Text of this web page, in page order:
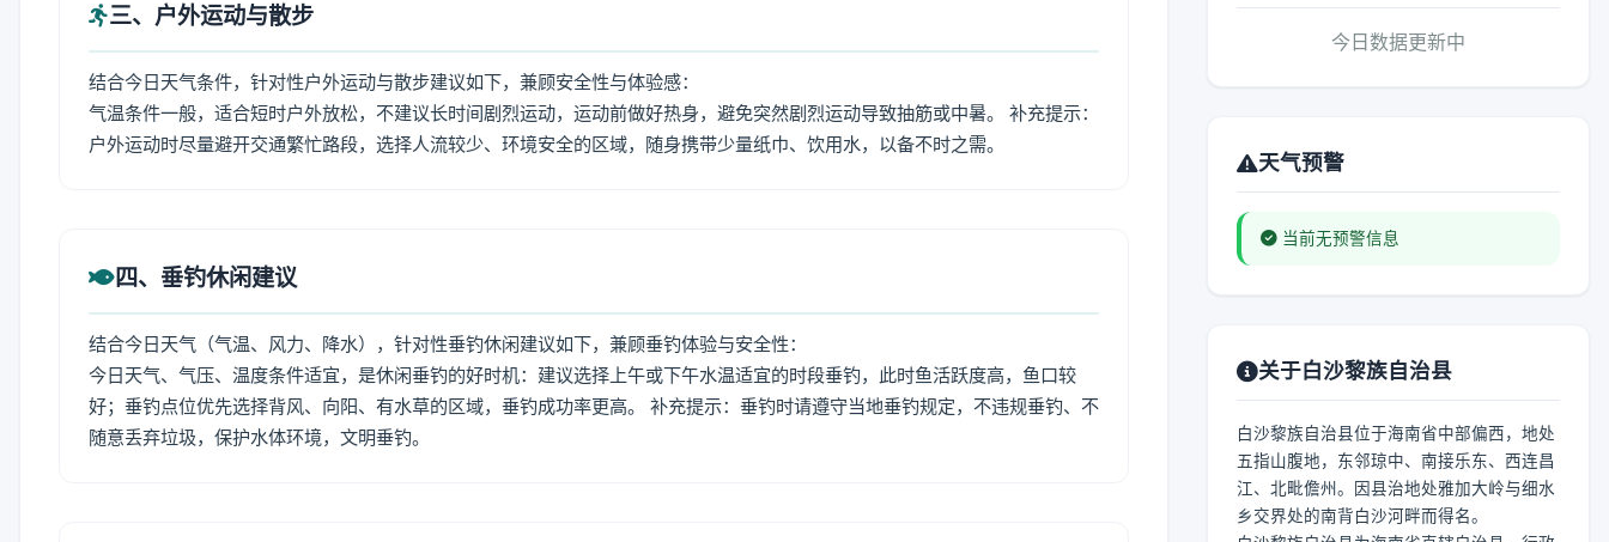
三、户外运动与散步
结合今日天气条件，针对性户外运动与散步建议如下，兼顾安全性与体验感：
气温条件一般，适合短时户外放松，不建议长时间剧烈运动，运动前做好热身，避免突然剧烈运动导致抽筋或中暑。 补充提示：
户外运动时尽量避开交通繁忙路段，选择人流较少、环境安全的区域，随身携带少量纸巾、饮用水，以备不时之需。
四、垂钓休闲建议
结合今日天气（气温、风力、降水），针对性垂钓休闲建议如下，兼顾垂钓体验与安全性：
今日天气、气压、温度条件适宜，是休闲垂钓的好时机：建议选择上午或下午水温适宜的时段垂钓，此时鱼活跃度高，鱼口较
好；垂钓点位优先选择背风、向阳、有水草的区域，垂钓成功率更高。 补充提示：垂钓时请遵守当地垂钓规定，不违规垂钓、不
随意丢弃垃圾，保护水体环境，文明垂钓。
今日数据更新中
天气预警
当前无预警信息
关于白沙黎族自治县
白沙黎族自治县位于海南省中部偏西，地处
五指山腹地，东邻琼中、南接乐东、西连昌
江、北毗儋州。因县治地处雅加大岭与细水
乡交界处的南背白沙河畔而得名。